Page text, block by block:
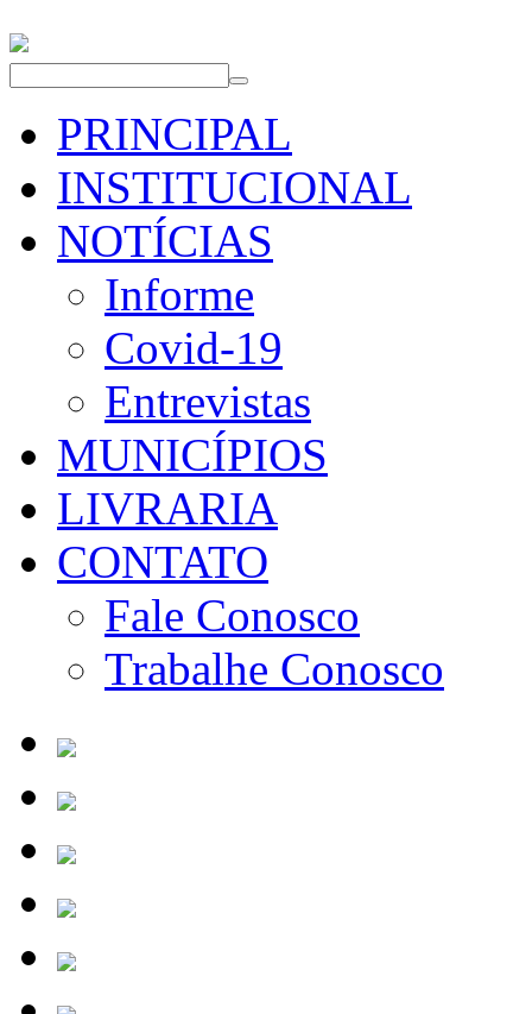
PRINCIPAL
INSTITUCIONAL
NOTÍCIAS
Informe
Covid-19
Entrevistas
MUNICÍPIOS
LIVRARIA
CONTATO
Fale Conosco
Trabalhe Conosco